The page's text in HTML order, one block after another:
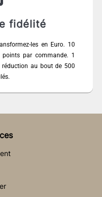
fidélité
les en Euro. 10
par commande. 1
réduction au bout de 500